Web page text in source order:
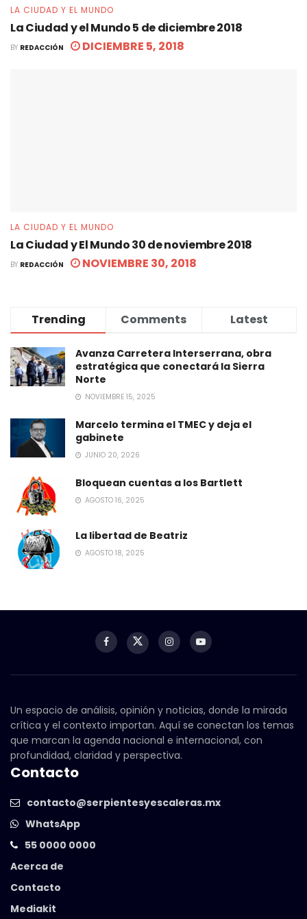
LA CIUDAD Y EL MUNDO
La Ciudad y el Mundo 5 de diciembre 2018
BY REDACCIÓN DICIEMBRE 5, 2018
LA CIUDAD Y EL MUNDO
La Ciudad y El Mundo 30 de noviembre 2018
BY REDACCIÓN NOVIEMBRE 30, 2018
Trending Comments Latest
Avanza Carretera Interserrana, obra
estratégica que conectará la Sierra
Norte
NOVIEMBRE 15, 2025
Marcelo termina el TMEC y deja el
gabinete
JUNIO 20, 2026
Bloquean cuentas a los Bartlett
AGOSTO 16, 2025
La libertad de Beatriz
AGOSTO 18, 2025
Un espacio de análisis, opinión y noticias, donde la mirada
crítica y el contexto importan. Aquí se conectan los temas
que marcan la agenda nacional e internacional, con
profundidad, claridad y perspectiva.
Contacto
contacto@serpientesyescaleras.mx
WhatsApp
55 0000 0000
Acerca de
Contacto
Mediakit